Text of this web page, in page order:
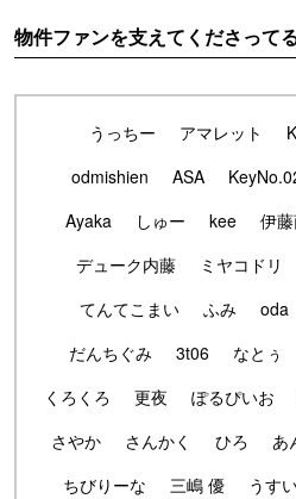
物件ファンを支えてくださって
うっちー アマレット
odmishien
ASA
Ayaka
しゅー kee 伊
デューク内藤
ミヤコドリ
てんてこまい
ふみ oda
だんちぐみ
3t06 なとぅ
くろくろ
更夜 ぽるぴいお
さやか
さんかく ひろ あ
ちびりーな
三嶋 優 うす